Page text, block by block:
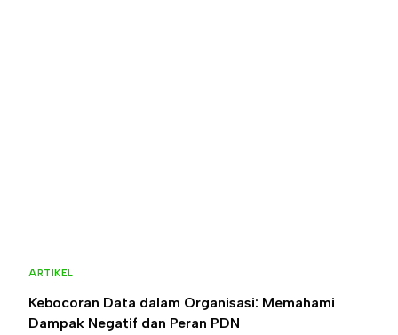
ARTIKEL
Kebocoran Data dalam Organisasi: Memahami
Dampak Negatif dan Peran PDN